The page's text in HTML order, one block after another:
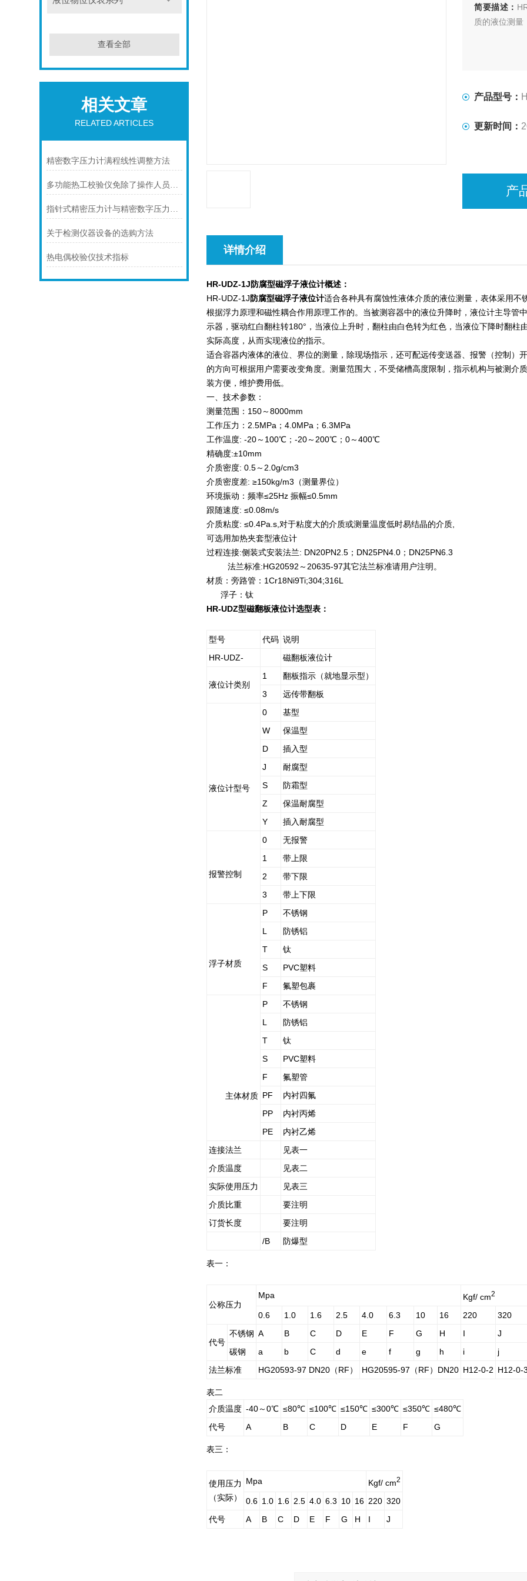
查看全部
相关文章
RELATED ARTICLES
精密数字压力计满程线性调整方法
多功能热工校验仪免除了操作人员的一些繁琐工作
指针式精密压力计与精密数字压力计比较
关于检测仪器设备的选购方法
热电偶校验仪技术指标
简要描述：
质的液位测量
产品型号：
更新时间：
产
详情介绍
HR-UDZ-1J防腐型磁浮子液位计概述：
HR-UDZ-1J防腐型磁浮子液位计适合各种具有腐蚀性液体介质的液位测量，表体采用不
根据浮力原理和磁性耦合作用原理工作的。当被测容器中的液位升降时，液位计主导管
示器，驱动红白翻柱转180°，当液位上升时，翻柱由白色转为红色，当液位下降时翻
实际高度，从而实现液位的指示。
适合容器内液体的液位、界位的测量，除现场指示，还可配远传变送器、报警（控制）
的方向可根据用户需要改变角度。测量范围大，不受储槽高度限制，指示机构与被测介
装方便，维护费用低。
一、技术参数：
测量范围：150～8000mm
工作压力：2.5MPa；4.0MPa；6.3MPa
工作温度: -20～100℃；-20～200℃；0～400℃
精确度:±10mm
介质密度: 0.5～2.0g/cm3
介质密度差: ≥150kg/m3（测量界位）
环境振动：频率≤25Hz 振幅≤0.5mm
跟随速度: ≤0.08m/s
介质粘度: ≤0.4Pa.s,对于粘度大的介质或测量温度低时易结晶的介质,
可选用加热夹套型液位计
过程连接:侧装式安装法兰: DN20PN2.5；DN25PN4.0；DN25PN6.3
法兰标准:HG20592～20635-97其它法兰标准请用户注明。
材质：旁路管：1Cr18Ni9Ti;304;316L
浮子：钛
HR-UDZ型磁翻板液位计选型表：
型号 代码 说明
HR-UDZ-
磁翻板液位计
液位计类别
1
翻板指示（就地显示型）
3
远传带翻板
液位计型号
0
基型
W
保温型
D
插入型
J
耐腐型
S
防霜型
Z
保温耐腐型
Y
插入耐腐型
报警控制
0
无报警
1
带上限
2
带下限
3
带上下限
浮子材质
P
不锈钢
L
防锈铝
T
钛
S
PVC塑料
F
氟塑包裹
主体材质
P
不锈钢
L
防锈铝
T
钛
S
PVC塑料
F
氟塑管
PF
内衬四氟
PP
内衬丙烯
PE
内衬乙烯
连接法兰
见表一
介质温度
见表二
实际使用压力
见表三
介质比重
要注明
订货长度
要注明
/B
防爆型
表一：
公称压力
Mpa Kgf/ cm2
0.6 1.0 1.6 2.5 4.0 6.3 10 16 220 320
代号
不锈钢 A B C D E F G H I
J
碳钢
a b C d e f g h i
j
法兰标准
HG20593-97 DN20（RF） HG20595-97（RF）DN20 H12-0-2 H12-0-
表二
介质温度 -40～0℃ ≤80℃ ≤100℃ ≤150℃ ≤300℃ ≤350℃ ≤480℃
代号
A B C D E F G
表三：
使用压力
（实际）
Mpa Kgf/ cm2
0.6 1.0 1.6 2.5 4.0 6.3 10 16 220 320
代号
A B C D E F G H I J